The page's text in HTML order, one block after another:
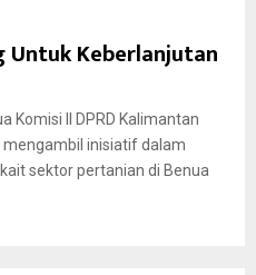
Untuk Keberlanjutan
Komisi II DPRD Kalimantan
inisiatif dalam
sektor pertanian di Benua